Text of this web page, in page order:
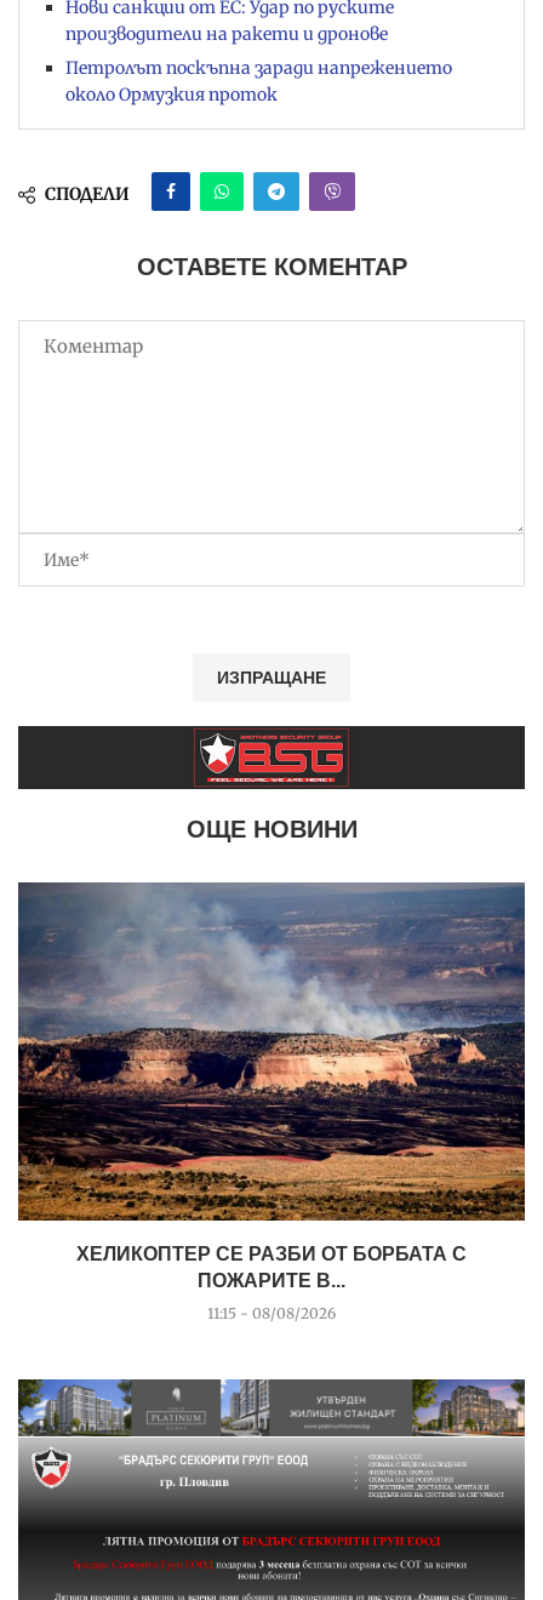
Нови санкции от ЕС: Удар по руските
производители на ракети и дронове
Петролът поскъпна заради напрежението
около Ормузкия проток
СПОДЕЛИ
ОСТАВЕТЕ КОМЕНТАР
ОЩЕ НОВИНИ
ХЕЛИКОПТЕР СЕ РАЗБИ ОТ БОРБАТА С
ПОЖАРИТЕ В...
11:15 - 08/08/2026